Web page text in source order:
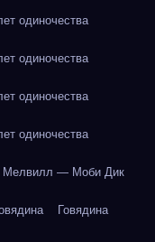
одиночества
одиночества
одиночества
одиночества
Мелвилл — Моби Дик
Говядина